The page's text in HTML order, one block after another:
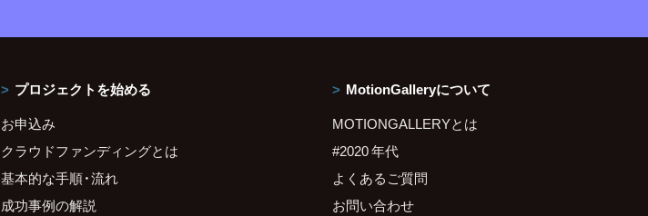
プロジェクトを始める
お申込み
クラウドファンディングとは
基本的な手順・流れ
成功事例の解説
MotionGalleryについて
MOTIONGALLERYとは
#2020 年代
よくあるご質問
お問い合わせ